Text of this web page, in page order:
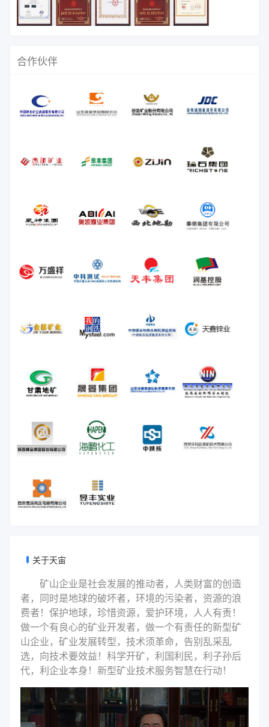
合作伙伴
关于天宙
矿山企业是社会发展的推动者，人类财富的创造
者，同时是地球的破坏者，环境的污染者，资源的浪
费者！保护地球，珍惜资源，爱护环境，人人有责！
做一个有良心的矿业开发者，做一个有责任的新型矿
山企业，矿业发展转型，技术须革命，告别乱采乱
选，向技术要效益！科学开矿，利国利民，利子孙后
代，利企业本身！新型矿业技术服务智慧在行动！